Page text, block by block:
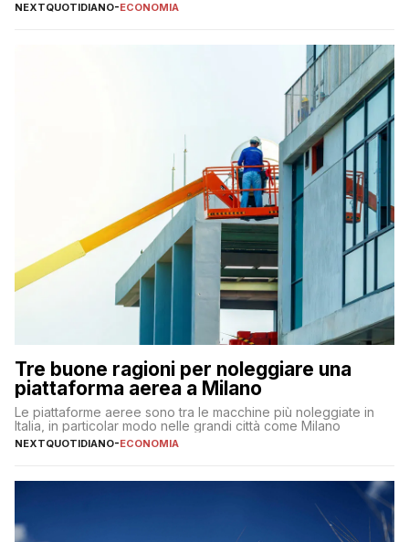
NEXTQUOTIDIANO-ECONOMIA
Tre buone ragioni per noleggiare una
piattaforma aerea a Milano
Le piattaforme aeree sono tra le macchine più noleggiate in
Italia, in particolar modo nelle grandi città come Milano
NEXTQUOTIDIANO-ECONOMIA